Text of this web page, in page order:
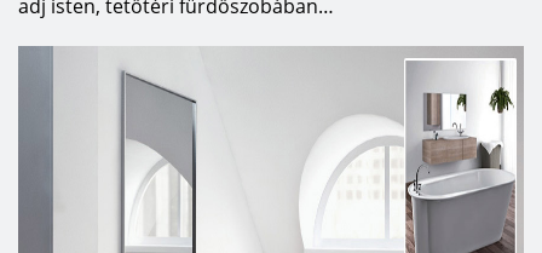
Gyártási módszereink folyamatosan fejlődnek,
hogy rugalmasabbak és egyediek legyenek.
Filozófiánk arra épül, hogy minden a tervezéssel
kezdődik. Termékeink hatással vannak az
életminőségre, és minden ember számára
adj isten, tetőtéri fürdőszobában…